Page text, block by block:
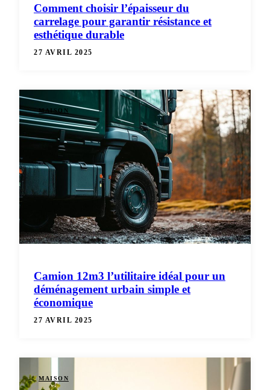
Comment choisir l’épaisseur du
carrelage pour garantir résistance et
esthétique durable
27 AVRIL 2025
MAISON
Camion 12m3 l’utilitaire idéal pour un
déménagement urbain simple et
économique
27 AVRIL 2025
MAISON